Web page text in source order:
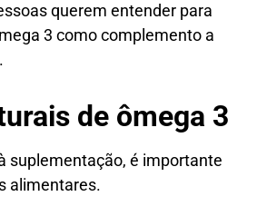
querem entender para
3 como complemento a
de ômega 3
suplementação, é importante
alimentares.